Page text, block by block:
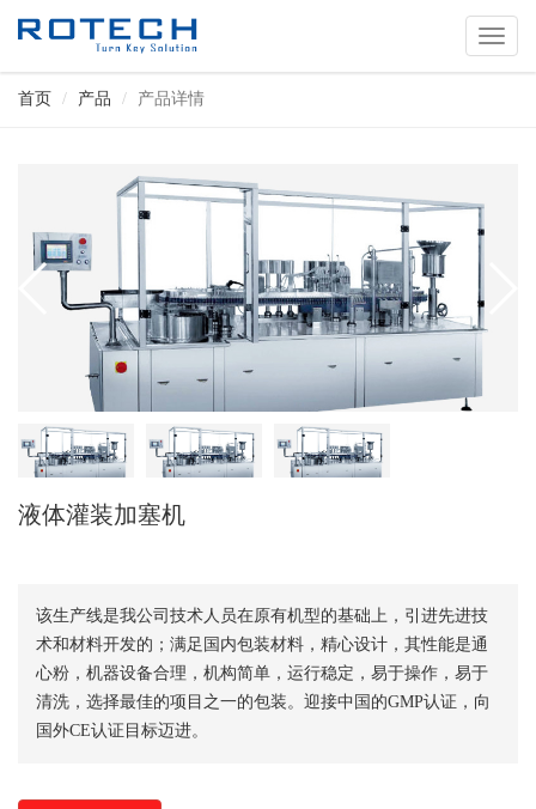
切
换
首页 产品 产品详情
液体灌装加塞机
该生产线是我公司技术人员在原有机型的基础上，引进先进技
术和材料开发的；满足国内包装材料，精心设计，其性能是通
心粉，机器设备合理，机构简单，运行稳定，易于操作，易于
清洗，选择最佳的项目之一的包装。迎接中国的GMP认证，向
国外CE认证目标迈进。